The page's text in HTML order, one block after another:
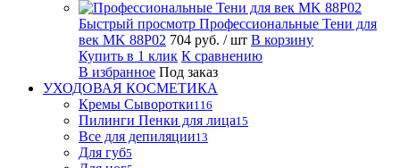
Быстрый просмотр Профессиональные Тени для
век MK 88P02 704 руб. / шт В корзину
Купить в 1 клик К сравнению
В избранное Под заказ
УХОДОВАЯ КОСМЕТИКА
Кремы Сыворотки116
Пилинги Пенки для лица15
Все для депиляции13
Для губ5